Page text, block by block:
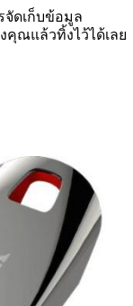
จัดเก็บข้อมูล
คุณแล้วทิ้งไว้ได้เลย